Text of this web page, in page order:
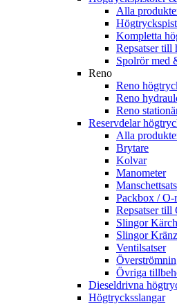
Alla
Kompletta
Repsatser till
Spolrör med
Reno
Reno
Reno
Reno
Reservdelar
Alla
Brytare
Kolvar
Manometer
Packbox / O-
Repsatser till
Slingor
Slingor
Ventilsatser
Övriga
Dieseldrivna
Högtrycksslangar